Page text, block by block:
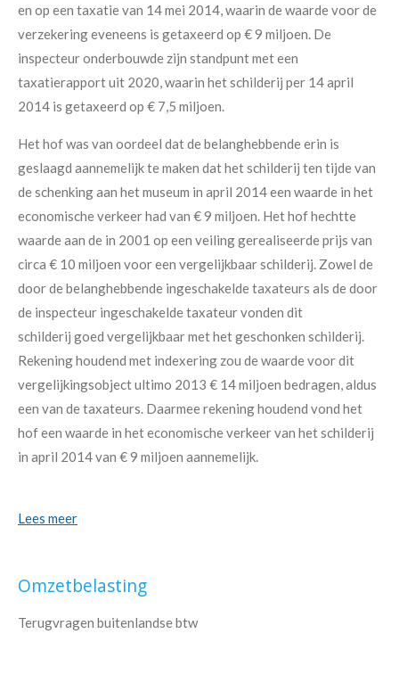
en op een taxatie van 14 mei 2014, waarin de waarde voor de
verzekering eveneens is getaxeerd op € 9 miljoen. De
inspecteur onderbouwde zijn standpunt met een
taxatierapport uit 2020, waarin het schilderij per 14 april
2014 is getaxeerd op € 7,5 miljoen.
Het hof was van oordeel dat de belanghebbende erin is
geslaagd aannemelijk te maken dat het schilderij ten tijde van
de schenking aan het museum in april 2014 een waarde in het
economische verkeer had van € 9 miljoen. Het hof hechtte
waarde aan de in 2001 op een veiling gerealiseerde prijs van
circa € 10 miljoen voor een vergelijkbaar schilderij. Zowel de
door de belanghebbende ingeschakelde taxateurs als de door
de inspecteur ingeschakelde taxateur vonden dit
schilderij goed vergelijkbaar met het geschonken schilderij.
Rekening houdend met indexering zou de waarde voor dit
vergelijkingsobject ultimo 2013 € 14 miljoen bedragen, aldus
een van de taxateurs. Daarmee rekening houdend vond het
hof een waarde in het economische verkeer van het schilderij
in april 2014 van € 9 miljoen aannemelijk.
Lees meer
Omzetbelasting
Terugvragen buitenlandse btw